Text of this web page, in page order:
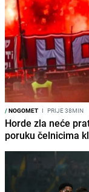
/NOGOMET I PRIJE 38MIN
Horde zla neće
poruku čelnicima